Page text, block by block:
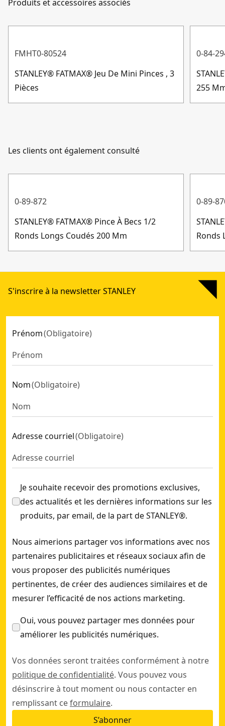
nécessaire
la main.
poignée
Afficher plus
Service client
Produits et accessoires associés
FMHT0-80524
STANLEY® FATMAX® Jeu De Mini Pinces , 3
Pièces
0-84-
255
Les clients ont également consulté
0-89-872
STANLEY® FATMAX® Pince À Becs 1/2
Ronds Longs Coudés 200 Mm
0-89-
Ronds
S'inscrire à la newsletter STANLEY
Prénom(Obligatoire)
Nom(Obligatoire)
Adresse courriel(Obligatoire)
Je souhaite recevoir des promotions exclusives,
des actualités et les dernières informations sur les
produits, par email, de la part de STANLEY®.
Nous aimerions partager vos informations avec nos
partenaires publicitaires et réseaux sociaux afin de
vous proposer des publicités numériques
pertinentes, de créer des audiences similaires et de
mesurer l’efficacité de nos actions marketing.
Oui, vous pouvez partager mes données pour
améliorer les publicités numériques.
Vos données seront traitées conformément à notre
politique de confidentialité. Vous pouvez vous
désinscrire à tout moment ou nous contacter en
remplissant ceformulaire.
S’abonner